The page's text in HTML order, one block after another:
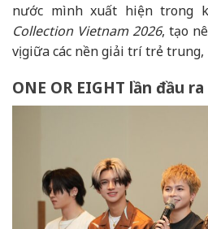
nước mình xuất hiện trong
Collection Vietnam 2026, tạo
vị giữa các nền giải trí trẻ trung,
ONE OR EIGHT lần đầu